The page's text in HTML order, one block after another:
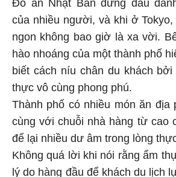
của nhiều người, và khi ở
ngon không bao giờ là xa vời.
hào nhoáng của một thành phố
biết cách níu chân du khách
thực vô cùng phong phú.
Thành phố có nhiều món ăn địa
cùng với chuỗi nhà hàng từ cao
để lại nhiều dư âm trong lòng
Không quá lời khi nói rằng ẩm
lý do hàng đầu để khách du lịch